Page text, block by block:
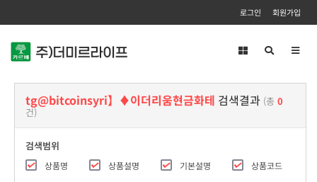
로그인 회원가입
tg@bitcoinsyri】♦이더리움현금화테 검색결과 (총 0
건)
검색범위
상품명 상품설명 기본설명 상품코드